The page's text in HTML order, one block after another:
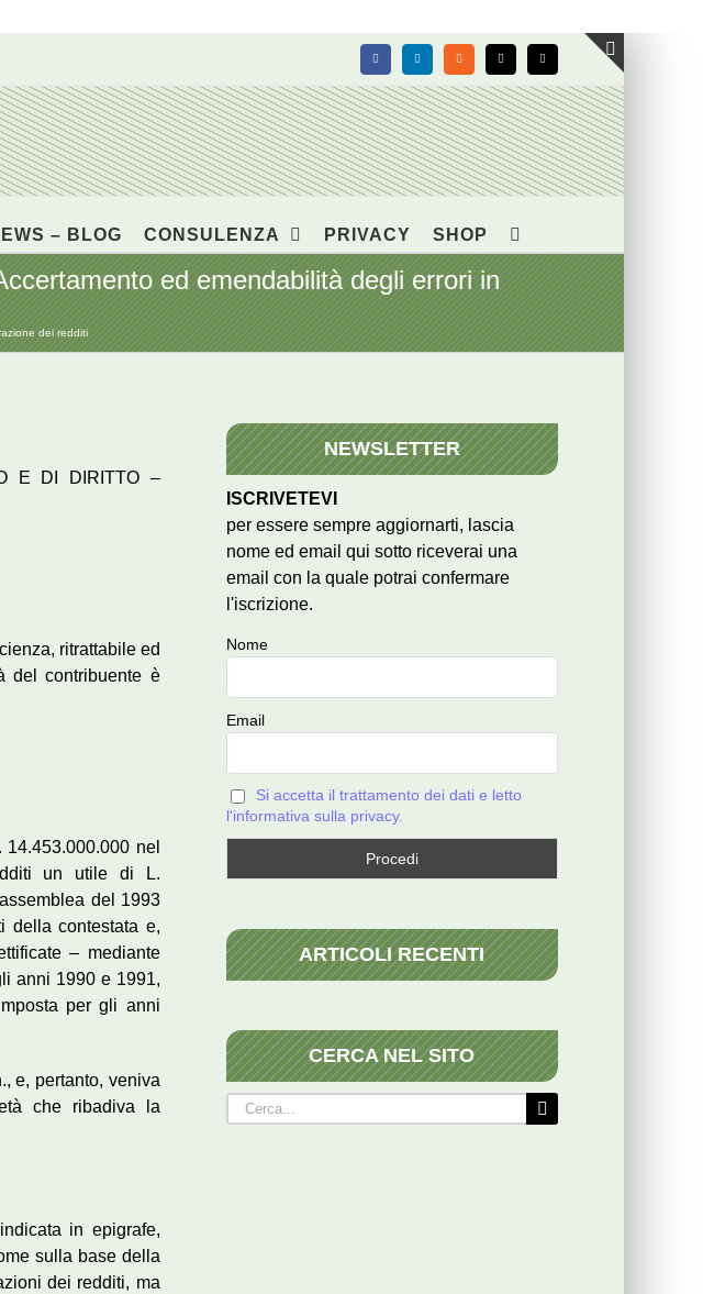
FacebookLinkedIn Rss X Email
– BLOG CONSULENZA PRIVACY SHOP
ed emendabilità degli errori in
dei redditi
E DI DIRITTO –
ritrattabile ed
del contribuente è
nel
un utile di L.
del 1993
della contestata e,
– mediante
anni 1990 e 1991,
per gli anni
e, pertanto, veniva
che ribadiva la
in epigrafe,
sulla base della
dei redditi, ma
NEWSLETTER
ISCRIVETEVI
per essere sempre aggiornarti, lascia
nome ed email qui sotto riceverai una
email con la quale potrai confermare
l'iscrizione.
Nome
Email
Si accetta il trattamento dei dati e letto
l'informativa sulla privacy.
ARTICOLI RECENTI
CERCA NEL SITO
Cerca
per:
Toggle
area
barra
scorrevole